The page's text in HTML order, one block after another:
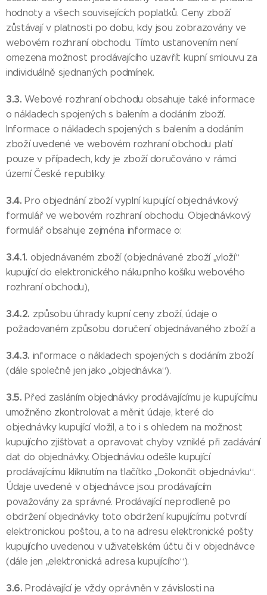
hodnoty a všech souvisejících poplatků. Ceny zboží
zůstávají v platnosti po dobu, kdy jsou zobrazovány ve
webovém rozhraní obchodu. Tímto ustanovením není
omezena možnost prodávajícího uzavřít kupní smlouvu za
individuálně sjednaných podmínek.
3.3.Webové rozhraní obchodu obsahuje také informace
o nákladech spojených s balením a dodáním zboží.
Informace o nákladech spojených s balením a dodáním
zboží uvedené ve webovém rozhraní obchodu platí
pouze v případech, kdy je zboží doručováno v rámci
území České republiky.
3.4.Pro objednání zboží vyplní kupující objednávkový
formulář ve webovém rozhraní obchodu. Objednávkový
formulář obsahuje zejména informace o:
3.4.1. objednávaném zboží (objednávané zboží „vloží“
kupující do elektronického nákupního košíku webového
rozhraní obchodu),
3.4.2. způsobu úhrady kupní ceny zboží, údaje o
požadovaném způsobu doručení objednávaného zboží a
3.4.3. informace o nákladech spojených s dodáním zboží
(dále společně jen jako „objednávka“).
3.5.Před zasláním objednávky prodávajícímu je kupujícímu
umožněno zkontrolovat a měnit údaje, které do
objednávky kupující vložil, a to i s ohledem na možnost
kupujícího zjišťovat a opravovat chyby vzniklé při zadávání
dat do objednávky. Objednávku odešle kupující
prodávajícímu kliknutím na tlačítko „Dokončit objednávku“.
Údaje uvedené v objednávce jsou prodávajícím
považovány za správné. Prodávající neprodleně po
obdržení objednávky toto obdržení kupujícímu potvrdí
elektronickou poštou, a to na adresu elektronické pošty
kupujícího uvedenou v uživatelském účtu či v objednávce
(dále jen „elektronická adresa kupujícího“).
3.6.Prodávající je vždy oprávněn v závislosti na